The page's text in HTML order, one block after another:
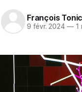
François Tonic
9 févr. 2024 —1